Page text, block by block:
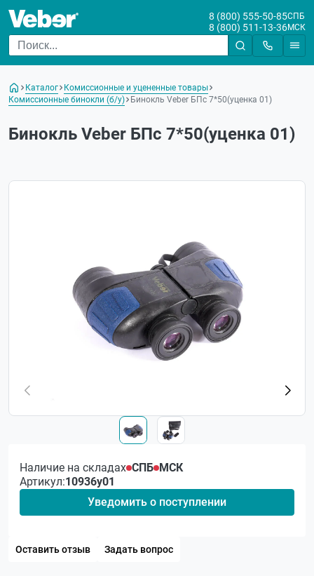
8 (800) 555-50-85СПБ
8 (800) 511-13-36МСК
Каталог
Комиссионные и уцененные товары
Комиссионные бинокли (б/у)
Бинокль Veber БПс 7*50(уценка 01)
Бинокль Veber БПс 7*50(уценка 01)
Наличие на складах СПБ МСК
Артикул:10936у01
Уведомить о поступлении
Оставить отзыв Задать вопрос